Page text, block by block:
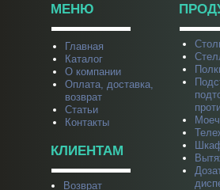
МЕНЮ
КЛИЕНТАМ
Главная
Каталог
О компании
Оплата, доставка,
возврат
Статьи
Контакты
Возврат